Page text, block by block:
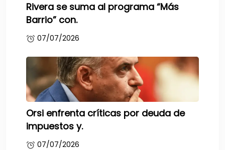
Rivera se suma al programa “Más
Barrio” con.
07/07/2026
Orsi enfrenta críticas por deuda de
impuestos y.
07/07/2026